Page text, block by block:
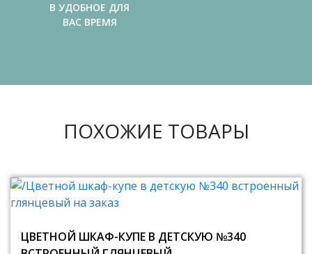
В УДОБНОЕ ДЛЯ
ВАС ВРЕМЯ
ПОХОЖИЕ ТОВАРЫ
ЦВЕТНОЙ ШКАФ-КУПЕ В ДЕТСКУЮ №340